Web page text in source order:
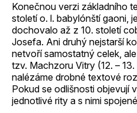
Konečnou verzi základního
století o. l. babylónští gaoni,
dochovalo až z 10. století
Josefa. Ani druhý nejstarší
netvoří samostatný celek,
tzv. Machzoru Vitry (12. –
nalézáme drobné textové
Pokud se odlišnosti objevují
jednotlivé rity a s nimi